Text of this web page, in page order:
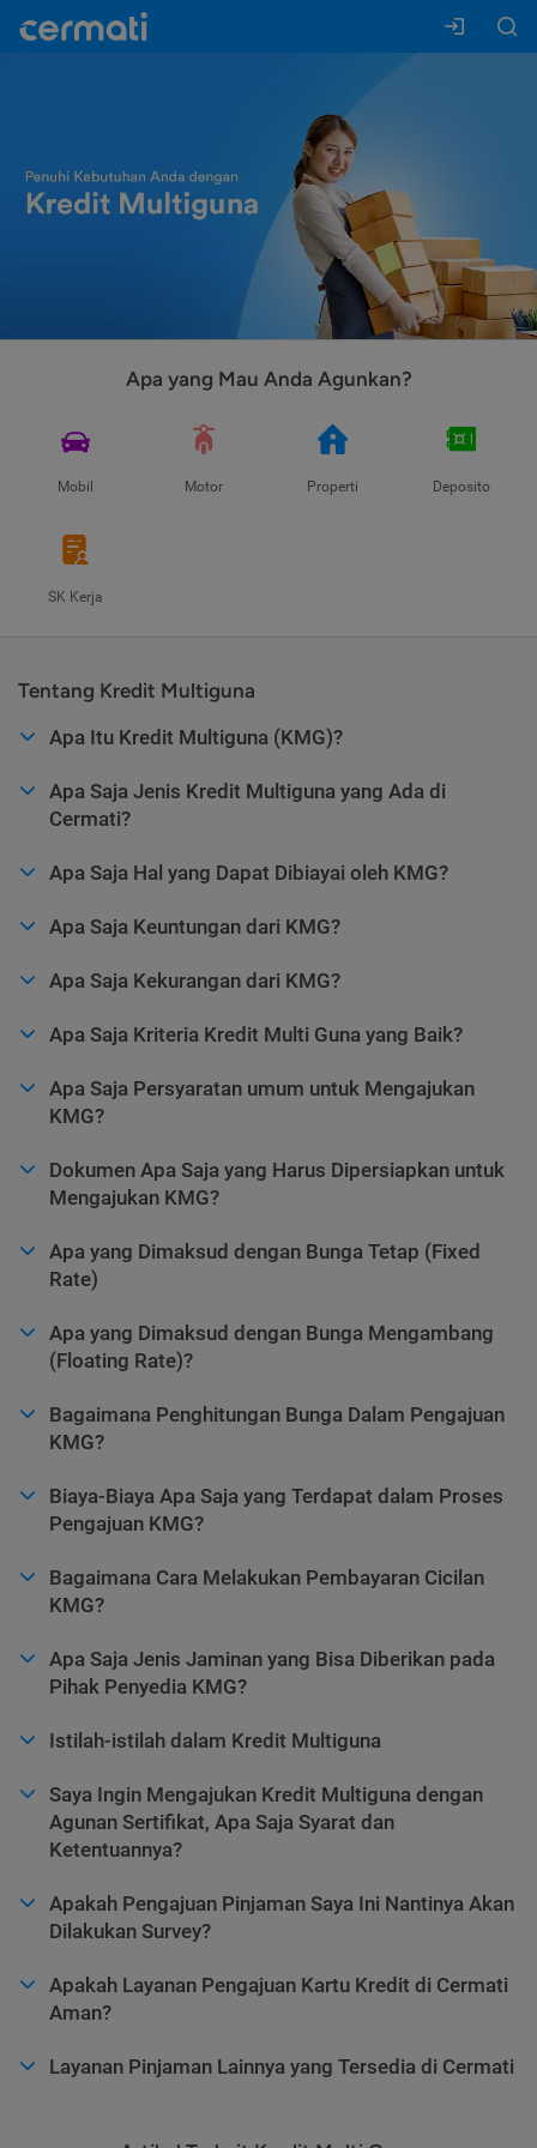
Apa yang Mau Anda Agunkan?
Mobil Motor Properti Deposito
SK Kerja
Tentang Kredit Multiguna
Apa Itu Kredit Multiguna (KMG)?
Apa Saja Jenis Kredit Multiguna yang Ada di
Cermati?
Apa Saja Hal yang Dapat Dibiayai oleh KMG?
Apa Saja Keuntungan dari KMG?
Apa Saja Kekurangan dari KMG?
Apa Saja Kriteria Kredit Multi Guna yang Baik?
Apa Saja Persyaratan umum untuk Mengajukan
KMG?
Dokumen Apa Saja yang Harus Dipersiapkan untuk
Mengajukan KMG?
Apa yang Dimaksud dengan Bunga Tetap (Fixed
Rate)
Apa yang Dimaksud dengan Bunga Mengambang
(Floating Rate)?
Bagaimana Penghitungan Bunga Dalam Pengajuan
KMG?
Biaya-Biaya Apa Saja yang Terdapat dalam Proses
Pengajuan KMG?
Bagaimana Cara Melakukan Pembayaran Cicilan
KMG?
Apa Saja Jenis Jaminan yang Bisa Diberikan pada
Pihak Penyedia KMG?
Istilah-istilah dalam Kredit Multiguna
Saya Ingin Mengajukan Kredit Multiguna dengan
Agunan Sertifikat, Apa Saja Syarat dan
Ketentuannya?
Apakah Pengajuan Pinjaman Saya Ini Nantinya Akan
Dilakukan Survey?
Apakah Layanan Pengajuan Kartu Kredit di Cermati
Aman?
Layanan Pinjaman Lainnya yang Tersedia di Cermati